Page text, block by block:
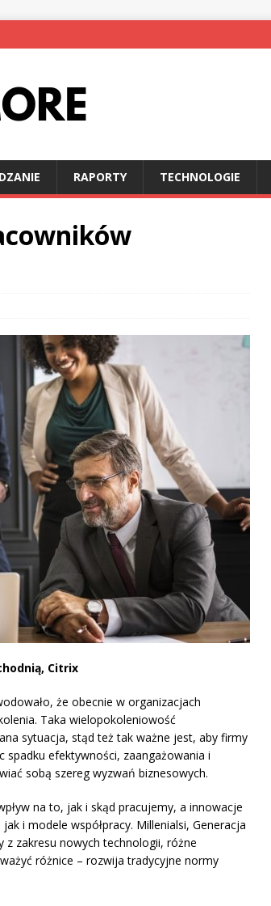
RAPORTY TECHNOLOGIE
Citrix
że obecnie w organizacjach
Taka wielopokoleniowość
sytuacja, stąd też tak ważne jest, aby firmy
efektywności, zaangażowania i
sobą szereg wyzwań biznesowych.
na to, jak i skąd pracujemy, a innowacje
i modele współpracy. Millenialsi, Generacja
z zakresu nowych technologii, różne
różnice – rozwija tradycyjne normy